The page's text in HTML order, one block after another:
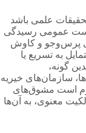
علمی باشد
عمومی رسیدگی
پرس‌وجو و كاوش
به تسریع یا
گونه،
سازمان‌های خیریه
است مشوق‌های
معنوی، به آن‌ها